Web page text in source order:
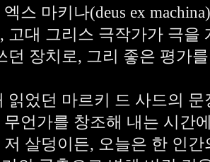
스 마키나(deus ex
고대 그리스 극작가가 극을
던 장치로, 그리 좋은 평가
읽었던 마르키 드 사드의
언가를 창조해 내는 시간
저 살덩이든, 오늘은 한 인